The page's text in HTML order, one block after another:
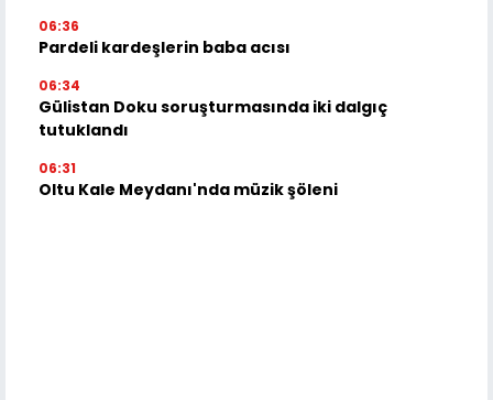
06:36
Pardeli kardeşlerin baba acısı
06:34
Gülistan Doku soruşturmasında iki dalgıç
tutuklandı
06:31
Oltu Kale Meydanı'nda müzik şöleni